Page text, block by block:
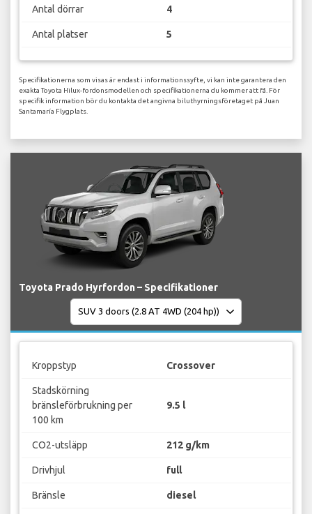
Antal dörrar 4
Antal platser 5
Specifikationerna som visas är endast i informationssyfte, vi kan inte garantera den
exakta Toyota Hilux-fordonsmodellen och specifikationerna du kommer att få. För
specifik information bör du kontakta det angivna biluthyrningsföretaget på Juan
Santamaría Flygplats.
Toyota Prado Hyrfordon – Specifikationer
Kroppstyp Crossover
Stadskörning
bränsleförbrukning per
100 km
9.5 l
CO2-utsläpp 212 g/km
Drivhjul full
Bränsle diesel